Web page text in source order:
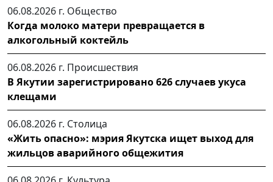
06.08.2026 г. Общество
Когда молоко матери превращается в
алкогольный коктейль
06.08.2026 г. Происшествия
В Якутии зарегистрировано 626 случаев укуса
клещами
06.08.2026 г. Столица
«Жить опасно»: мэрия Якутска ищет выход для
жильцов аварийного общежития